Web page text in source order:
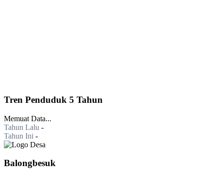
Tren Penduduk 5 Tahun
Memuat Data...
Tahun Lalu -
Tahun Ini -
Balongbesuk